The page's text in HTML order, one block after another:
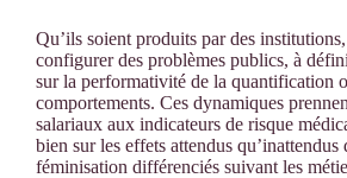
Qu’ils soient produits par des
configurer des problèmes publics, à
sur la performativité de la quantification
comportements. Ces dynamiques
salariaux aux indicateurs de risque
bien sur les effets attendus
féminisation différenciés suivant les